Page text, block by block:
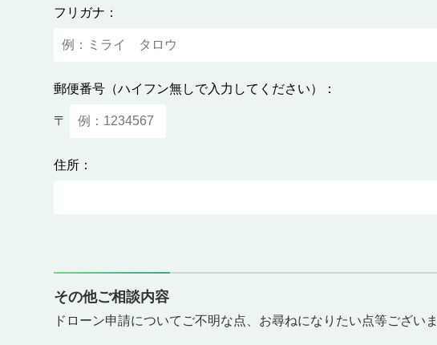
フリガナ：
郵便番号（ハイフン無しで入力してください）：
〒
住所：
その他ご相談内容
ドローン申請についてご不明な点、お尋ねになりたい点等ござい